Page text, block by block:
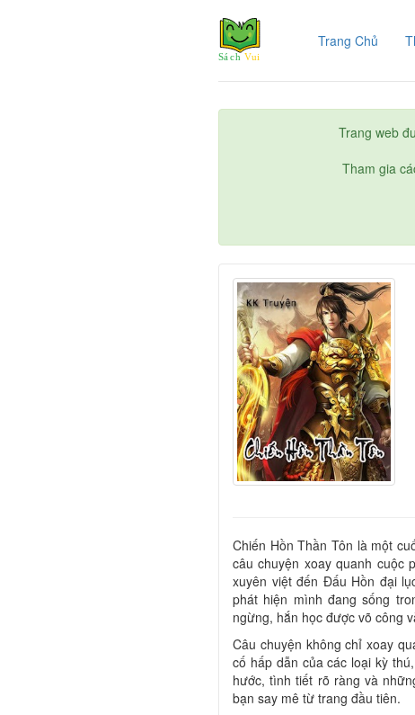
Trang Chủ
Trang web
Tham gia
Chiến Hồn Thần Tôn là một
câu chuyện xoay quanh cuộc
xuyên việt đến Đấu Hồn đại
phát hiện mình đang sống
ngừng, hắn học được võ công
Câu chuyện không chỉ xoay
cố hấp dẫn của các loại kỳ
hước, tình tiết rõ ràng và
bạn say mê từ trang đầu tiên.